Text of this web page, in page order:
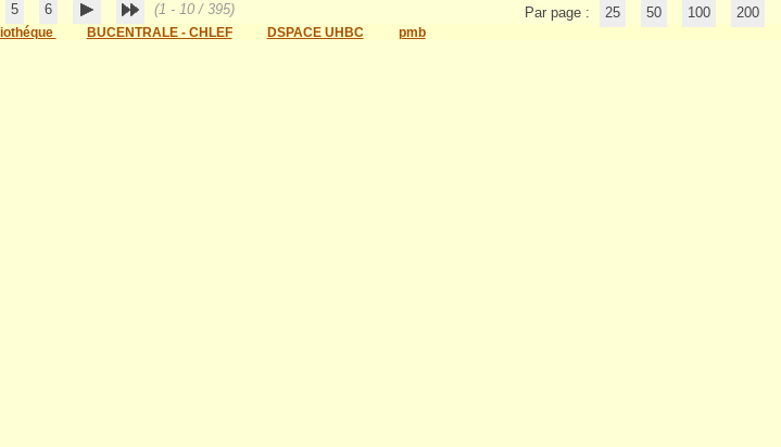
5 6 (1 - 10 / 395) Par page : 25 50 100 200
BUCENTRALE - CHLEF DSPACE UHBC pmb